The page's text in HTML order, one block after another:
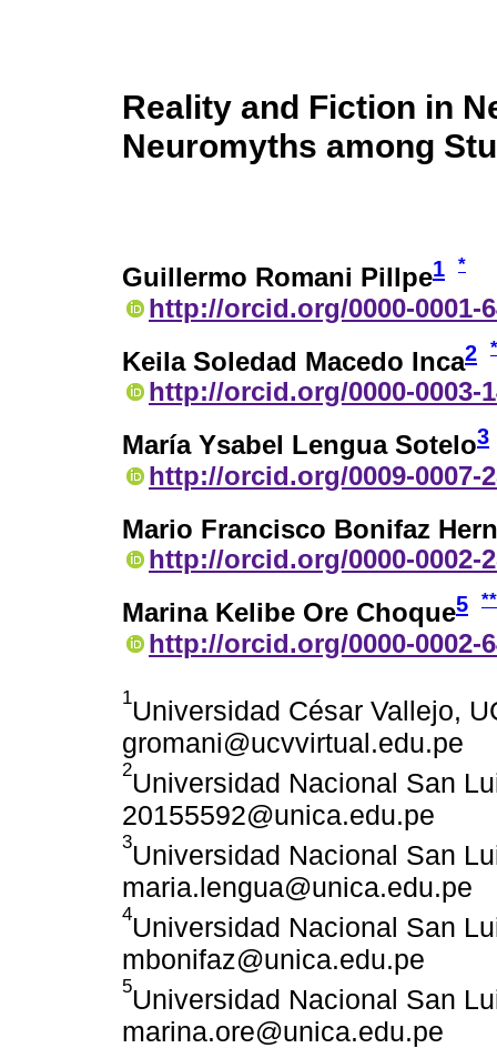
Reality and Fiction in
Neuromyths among
Guillermo Romani Pillpe1 *
http://orcid.org/0000-0001-
Keila Soledad Macedo Inca2
http://orcid.org/0000-0003-
María Ysabel Lengua Sotelo3
http://orcid.org/0009-0007-
Mario Francisco Bonifaz
http://orcid.org/0000-0002-
Marina Kelibe Ore Choque5
http://orcid.org/0000-0002-
1Universidad César Vallejo,
gromani@ucvvirtual.edu.pe
2Universidad Nacional San
20155592@unica.edu.pe
3Universidad Nacional San
maria.lengua@unica.edu.pe
4Universidad Nacional San
mbonifaz@unica.edu.pe
5Universidad Nacional San
marina.ore@unica.edu.pe